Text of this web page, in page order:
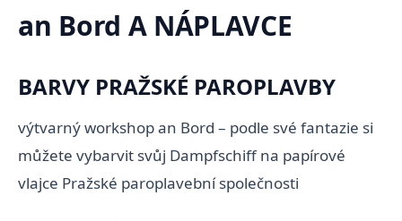
an Bord A NÁPLAVCE
BARVY PRAŽSKÉ PAROPLAVBY
výtvarný workshop an Bord – podle své fantazie si
můžete vybarvit svůj Dampfschiff na papírové
vlajce Pražské paroplavební společnosti